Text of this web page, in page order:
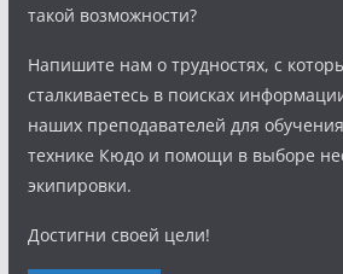
такой возможности?
Напишите нам о трудностях, с
сталкиваетесь в поисках
наших преподавателей для
технике Кюдо и помощи в выборе
экипировки.
Достигни своей цели!